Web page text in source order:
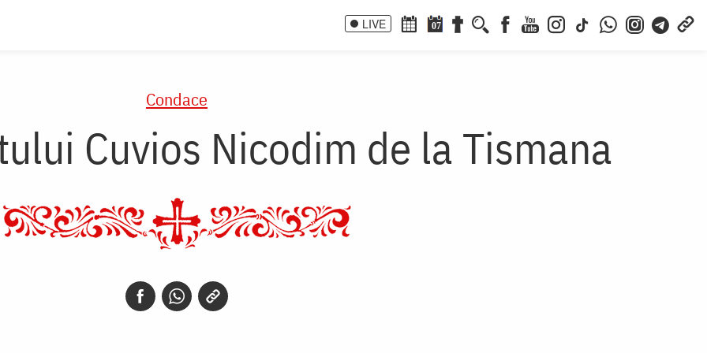
LIVE 07
Condace
Cuvios Nicodim de la Tismana